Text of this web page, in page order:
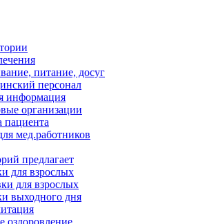
питание, досуг
персонал
информация
организации
пациента
мед.работников
предлагает
для взрослых
для взрослых
выходного дня
оздоровление